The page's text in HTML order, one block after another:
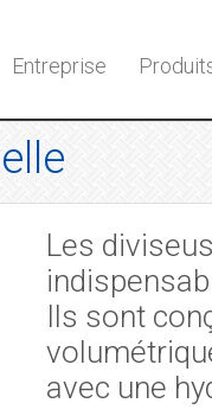
Entreprise
Les
Ils sont
avec une